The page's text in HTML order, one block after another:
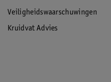
Veiligheidswaarschuwingen
Kruidvat Advies